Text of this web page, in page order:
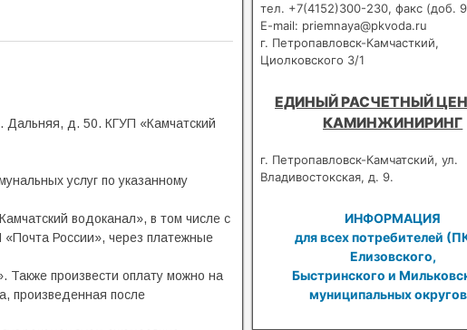
Дальняя, д. 50. КГУП «Камчатский
услуг по указанному
водоканал», в том числе с
России», через платежные
произвести оплату можно на
произведенная после
тел. +7(4152)300-230, факс (доб.
E-mail: priemnaya@pkvoda.ru
г. Петропавловск-Камчасткий,
Циолковского 3/1
ЕДИНЫЙ РАСЧЕТНЫЙ
КАМИНЖИНИРИНГ
г. Петропавловск-Камчатский, ул.
Владивостокская, д. 9.
ИНФОРМАЦИЯ
для всех потребителей
Елизовского,
Быстринского и
муниципальных